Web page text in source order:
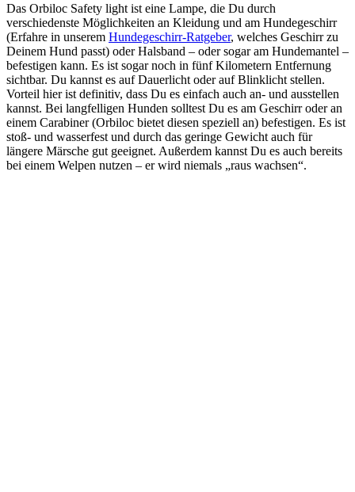
Das Orbiloc Safety light ist eine Lampe, die Du durch
verschiedenste Möglichkeiten an Kleidung und am Hundegeschirr
(Erfahre in unserem Hundegeschirr-Ratgeber, welches Geschirr zu
Deinem Hund passt) oder Halsband – oder sogar am Hundemantel –
befestigen kann. Es ist sogar noch in fünf Kilometern Entfernung
sichtbar. Du kannst es auf Dauerlicht oder auf Blinklicht stellen.
Vorteil hier ist definitiv, dass Du es einfach auch an- und ausstellen
kannst. Bei langfelligen Hunden solltest Du es am Geschirr oder an
einem Carabiner (Orbiloc bietet diesen speziell an) befestigen. Es ist
stoß- und wasserfest und durch das geringe Gewicht auch für
längere Märsche gut geeignet. Außerdem kannst Du es auch bereits
bei einem Welpen nutzen – er wird niemals „raus wachsen“.